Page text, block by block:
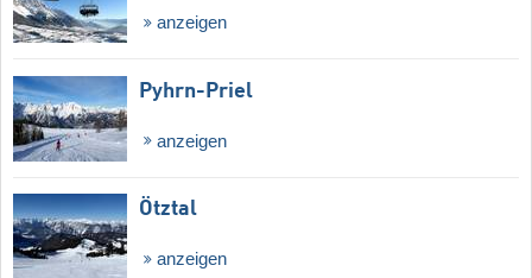
anzeigen
Pyhrn-Priel
anzeigen
Ötztal
anzeigen